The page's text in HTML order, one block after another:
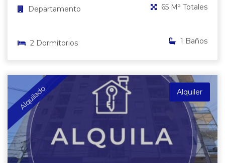
Departamento 65 M² Totales
2 Dormitorios 1 Baños
Alquilado Alquiler